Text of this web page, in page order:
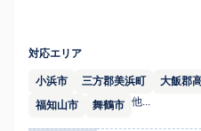
対応エリア
小浜市 三方郡美浜町 大飯郡
福知山市
舞鶴市 他...